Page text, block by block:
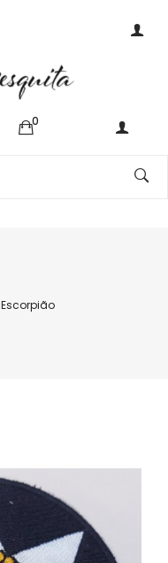
0
Escorpião